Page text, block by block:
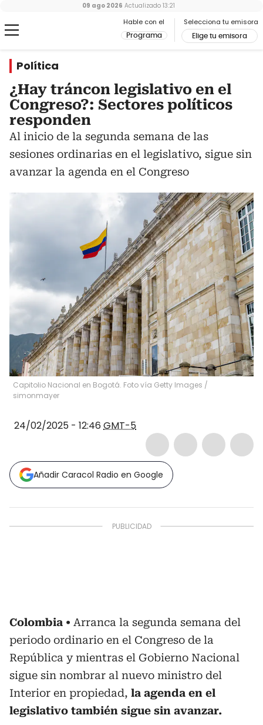
Hable con el
Programa
Selecciona tu emisora
Elige tu emisora
09 ago 2026 Actualizado 13:21
Política
¿Hay tráncon legislativo en el
Congreso?: Sectores políticos
responden
Al inicio de la segunda semana de las
sesiones ordinarias en el legislativo, sigue sin
avanzar la agenda en el Congreso
Capitolio Nacional en Bogotá. Foto vía Getty Images /
simonmayer
24/02/2025 - 12:46 GMT-5
Añadir Caracol Radio en Google
Colombia
Arranca la segunda semana del
periodo ordinario en el Congreso de la
República y mientras el Gobierno Nacional
sigue sin nombrar al nuevo ministro del
Interior en propiedad, la agenda en el
legislativo también sigue sin avanzar.